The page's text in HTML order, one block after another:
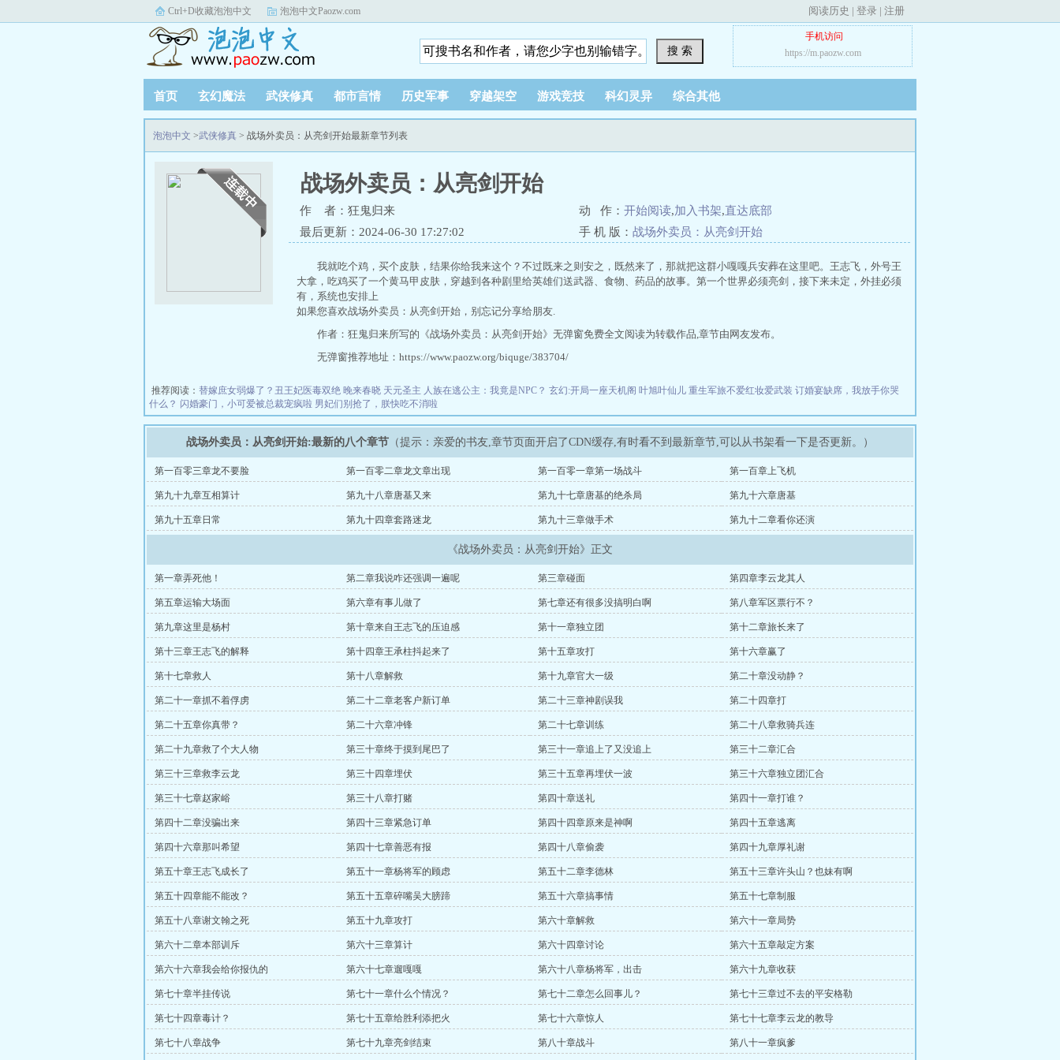
Ctrl+D收藏泡泡中文 泡泡中文Paozw.com 阅读历史 | 登录 | 注册
搜 索
手机访问
https://m.paozw.com
首页 玄幻魔法 武侠修真 都市言情 历史军事 穿越架空 游戏竞技 科幻灵异 综合其他
泡泡中文 >武侠修真 > 战场外卖员：从亮剑开始最新章节列表
战场外卖员：从亮剑开始
作 者：狂鬼归来 动 作： 开始阅读,加入书架,直达底部
最后更新：2024-06-30 17:27:02
手 机 版： 战场外卖员：从亮剑开始
我就吃个鸡，买个皮肤，结果你给我来这个？不过既来之则安之，既然来了，那就把这群小嘎嘎兵安葬在这里吧。王志飞，外号王
大拿，吃鸡买了一个黄马甲皮肤，穿越到各种剧里给英雄们送武器、食物、药品的故事。第一个世界必须亮剑，接下来未定，外挂必须
有，系统也安排上
如果您喜欢战场外卖员：从亮剑开始，别忘记分享给朋友.
作者：狂鬼归来所写的《战场外卖员：从亮剑开始》无弹窗免费全文阅读为转载作品,章节由网友发布。
无弹窗推荐地址：https://www.paozw.org/biquge/383704/
推荐阅读： 替嫁庶女弱爆了？丑王妃医毒双绝 晚来春晓 天元圣主 人族在逃公主：我竟是NPC？ 玄幻:开局一座天机阁 叶旭叶仙儿 重生军旅不爱红妆爱武装 订婚宴缺席，我放手你哭
什么？ 闪婚豪门，小可爱被总裁宠疯啦 男妃们别抢了，朕快吃不消啦
战场外卖员：从亮剑开始:最新的八个章节 （提示：亲爱的书友,章节页面开启了CDN缓存,有时看不到最新章节,可以从书架看一下是否更新。）
第一百零三章龙不要脸 第一百零二章龙文章出现 第一百零一章第一场战斗 第一百章上飞机
第九十九章互相算计 第九十八章唐基又来 第九十七章唐基的绝杀局 第九十六章唐基
第九十五章日常 第九十四章套路迷龙 第九十三章做手术 第九十二章看你还演
《战场外卖员：从亮剑开始》正文
第一章弄死他！ 第二章我说咋还强调一遍呢 第三章碰面 第四章李云龙其人
第五章运输大场面 第六章有事儿做了 第七章还有很多没搞明白啊 第八章军区票行不？
第九章这里是杨村 第十章来自王志飞的压迫感 第十一章独立团 第十二章旅长来了
第十三章王志飞的解释 第十四章王承柱抖起来了 第十五章攻打 第十六章赢了
第十七章救人 第十八章解救 第十九章官大一级 第二十章没动静？
第二十一章抓不着俘虏 第二十二章老客户新订单 第二十三章神剧误我 第二十四章打
第二十五章你真带？ 第二十六章冲锋 第二十七章训练 第二十八章救骑兵连
第二十九章救了个大人物 第三十章终于摸到尾巴了 第三十一章追上了又没追上 第三十二章汇合
第三十三章救李云龙 第三十四章埋伏 第三十五章再埋伏一波 第三十六章独立团汇合
第三十七章赵家峪 第三十八章打赌 第四十章送礼 第四十一章打谁？
第四十二章没骗出来 第四十三章紧急订单 第四十四章原来是神啊 第四十五章逃离
第四十六章那叫希望 第四十七章善恶有报 第四十八章偷袭 第四十九章厚礼谢
第五十章王志飞成长了 第五十一章杨将军的顾虑 第五十二章李德林 第五十三章许头山？也妹有啊
第五十四章能不能改？ 第五十五章碎嘴吴大膀蹄 第五十六章搞事情 第五十七章制服
第五十八章谢文翰之死 第五十九章攻打 第六十章解救 第六十一章局势
第六十二章本部训斥 第六十三章算计 第六十四章讨论 第六十五章敲定方案
第六十六章我会给你报仇的 第六十七章遛嘎嘎 第六十八章杨将军，出击 第六十九章收获
第七十章半挂传说 第七十一章什么个情况？ 第七十二章怎么回事儿？ 第七十三章过不去的平安格勒
第七十四章毒计？ 第七十五章给胜利添把火 第七十六章惊人 第七十七章李云龙的教导
第七十八章战争 第七十九章亮剑结束 第八十章战斗 第八十一章疯爹